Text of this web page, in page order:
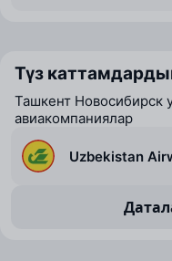
Түз
Ташкент Новосибирск
авиакомпаниялар
Uzbekistan